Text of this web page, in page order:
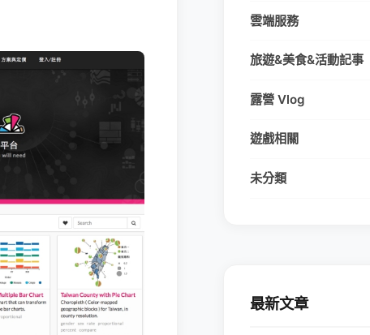
雲端服務
旅遊&美食&活動記事
露營 Vlog
遊戲相關
未分類
最新文章